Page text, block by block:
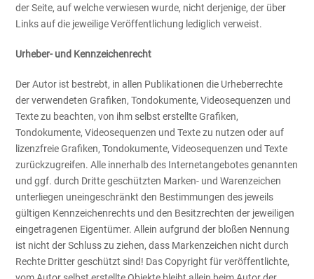
der Seite, auf welche verwiesen wurde, nicht derjenige, der über
Links auf die jeweilige Veröffentlichung lediglich verweist.
Urheber- und Kennzeichenrecht
Der Autor ist bestrebt, in allen Publikationen die Urheberrechte
der verwendeten Grafiken, Tondokumente, Videosequenzen und
Texte zu beachten, von ihm selbst erstellte Grafiken,
Tondokumente, Videosequenzen und Texte zu nutzen oder auf
lizenzfreie Grafiken, Tondokumente, Videosequenzen und Texte
zurückzugreifen. Alle innerhalb des Internetangebotes genannten
und ggf. durch Dritte geschützten Marken- und Warenzeichen
unterliegen uneingeschränkt den Bestimmungen des jeweils
gültigen Kennzeichenrechts und den Besitzrechten der jeweiligen
eingetragenen Eigentümer. Allein aufgrund der bloßen Nennung
ist nicht der Schluss zu ziehen, dass Markenzeichen nicht durch
Rechte Dritter geschützt sind! Das Copyright für veröffentlichte,